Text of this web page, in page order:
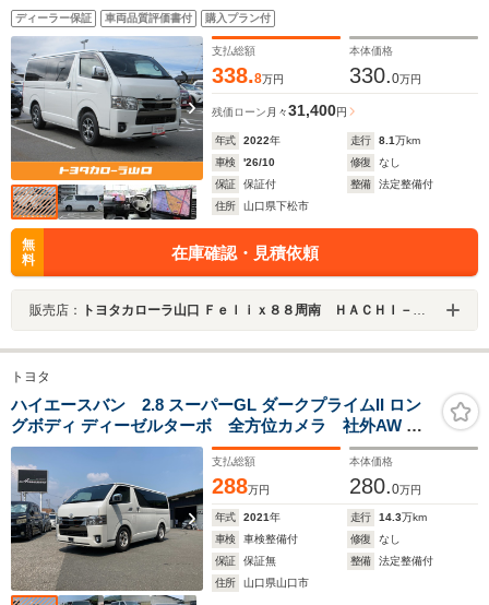
ディーラー保証 車両品質評価書付 購入プラン付
支払総額
338.8万円
本体価格
330.0万円
残価ローン 月々31,400円
年式 2022年 走行 8.1万km
車検
'26/10 修復
なし
保証
保証付 整備
法定整備付
住所
山口県下松市
無
料
在庫確認・見積依頼
販売店： トヨタカローラ山口 Ｆｅｌｉｘ８８周南 ＨＡＣＨＩ－ＨＡＣＨＩ 中古車ＢＯＸ
トヨタ
ハイエースバン 2.8 スーパーGL ダークプライムII ロン
グボディ ディーゼルターボ 全方位カメラ 社外AW 純
正ナビ TV ETC
支払総額
288万円
本体価格
280.0万円
年式 2021年 走行 14.3万km
車検
車検整備付 修復
なし
保証
保証無 整備
法定整備付
住所
山口県山口市